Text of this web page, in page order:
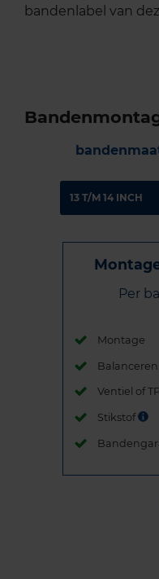
bandenlabel van
Per
Montage
Balanceren
Ventiel of
Stikstof